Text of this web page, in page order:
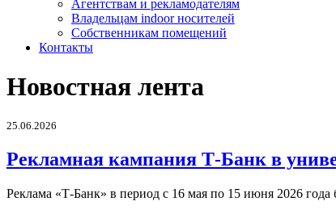
Агентствам и рекламодателям
Владельцам indoor носителей
Собственникам помещений
Контакты
Новостная лента
25.06.2026
Рекламная кампания Т-Банк в
Реклама «Т-Банк» в период с 16 мая по 15 июня 2026